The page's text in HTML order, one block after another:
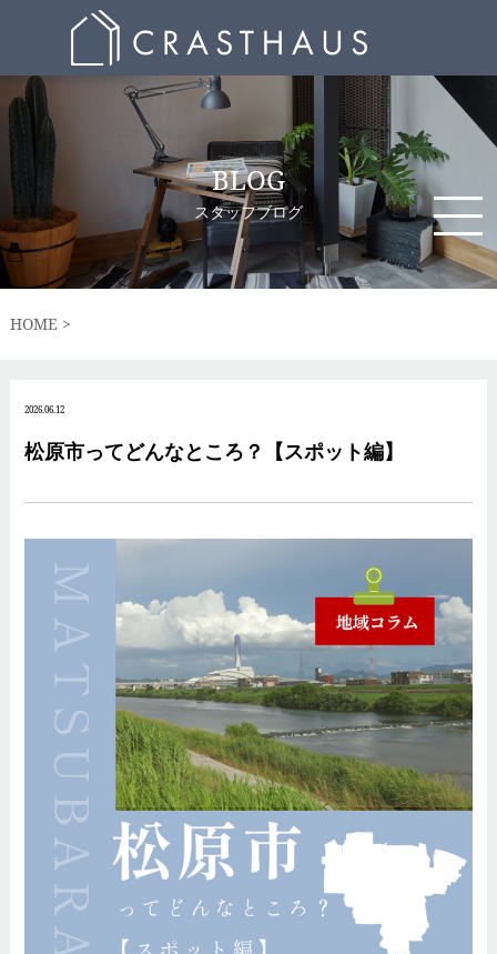
BLOG
スタッフブログ
HOME
2026.06.12
松原市ってどんなところ？【スポット編】